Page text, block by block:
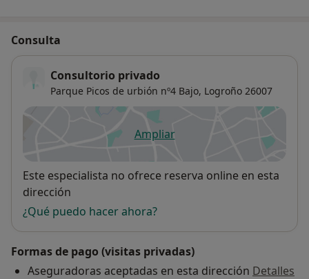
Consulta
Consultorio privado
Parque Picos de urbión nº4 Bajo, Logroño 26007
Ampliarse abre en una nueva
Disponibilidad
Este especialista no ofrece reserva online en esta
dirección
¿Qué puedo hacer ahora?
Formas de pago (visitas privadas)
Aseguradoras aceptadas en esta dirección Detalles